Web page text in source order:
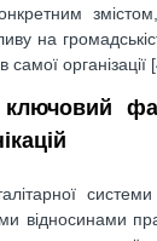
на
самої
відносинами